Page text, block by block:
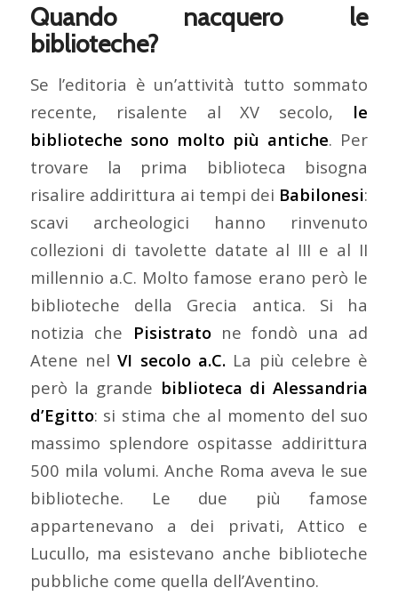
Quando nacquero le
biblioteche?
Se l’editoria è un’attività tutto sommato
recente, risalente al XV secolo, le
biblioteche sono molto più antiche. Per
trovare la prima biblioteca bisogna
risalire addirittura ai tempi dei Babilonesi:
scavi archeologici hanno rinvenuto
collezioni di tavolette datate al III e al II
millennio a.C. Molto famose erano però le
biblioteche della Grecia antica. Si ha
notizia che Pisistratone fondò una ad
Atene nelVI secolo a.C. La più celebre è
però la grande biblioteca di Alessandria
d’Egitto: si stima che al momento del suo
massimo splendore ospitasse addirittura
500 mila volumi. Anche Roma aveva le sue
biblioteche. Le due più famose
appartenevano a dei privati, Attico e
Lucullo, ma esistevano anche biblioteche
pubbliche come quella dell’Aventino.